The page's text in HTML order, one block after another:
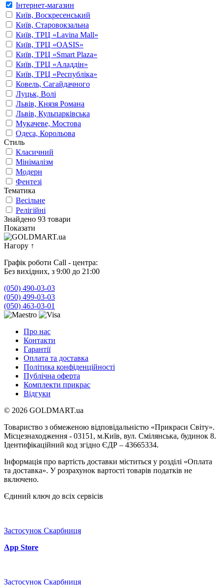
Інтернет-магазин
Київ, Воскресенський
Київ, Старовокзальна
Київ, ТРЦ «Lavina Mall»
Київ, ТРЦ «OASIS»
Київ, ТРЦ «Smart Plaza»
Київ, ТРЦ «Аладдін»
Київ, ТРЦ «Республіка»
Ковель, Сагайдачного
Луцьк, Волі
Львів, Князя Романа
Львів, Кульпарківська
Мукачеве, Мостова
Одеса, Корольова
Стиль
Класичний
Мінімалізм
Модерн
Фентезі
Тематика
Весільне
Релігійні
Знайдено 93 товари
Показати
Нагору ↑
Графік роботи Call - центра:
Без вихідних, з 9:00 до 21:00
(050) 490-03-03
(050) 499-03-03
(050) 463-03-01
Про нас
Контакти
Гарантії
Оплата та доставка
Політика конфіденційності
Публічна оферта
Комплекти прикрас
Відгуки
© 2026 GOLDMART.ua
Товариство з обмеженою відповідальністю «Прикраси Світу».
Місцезнаходження - 03151, м.Київ, вул. Смілянська, будинок 8.
Ідентифікаційний код згідно ЄДР – 43665334.
Інформація про вартість доставки міститься у розділі «Оплата
та доставка». У розрахунок вартості товарів податків не
включено.
Єдиний ключ до всіх сервісів
Застосунок Скарбниця
App Store
Застосунок Скарбниця